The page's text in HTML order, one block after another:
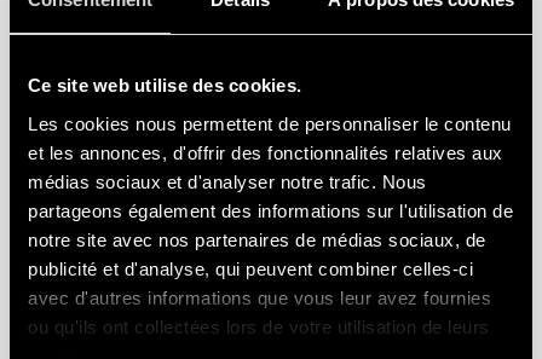
Ce site web utilise des cookies.
Les cookies nous permettent de personnaliser le contenu
et les annonces, d'offrir des fonctionnalités relatives aux
médias sociaux et d'analyser notre trafic. Nous
partageons également des informations sur l'utilisation de
notre site avec nos partenaires de médias sociaux, de
publicité et d'analyse, qui peuvent combiner celles-ci
avec d'autres informations que vous leur avez fournies
ou qu'ils ont collectées lors de votre utilisation de leurs
Lors des interventions de maintenance, l’intérieur de
l’armoire doit être bien éclairé. Les lampes LED dédiées
évitent les risques liés au travail dans une armoire